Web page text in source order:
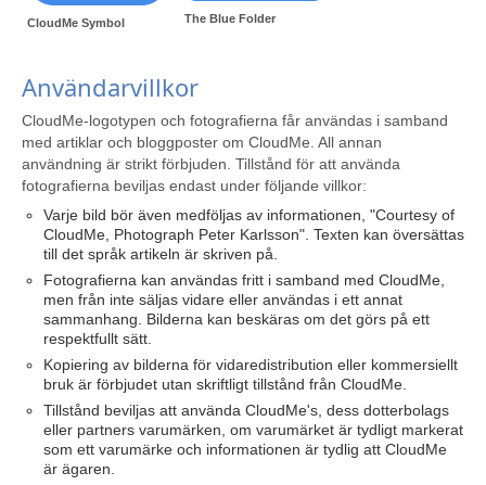
CloudMe Symbol The Blue Folder
Användarvillkor
CloudMe-logotypen och fotografierna får användas i samband
med artiklar och bloggposter om CloudMe. All annan
användning är strikt förbjuden. Tillstånd för att använda
fotografierna beviljas endast under följande villkor:
Varje bild bör även medföljas av informationen, "Courtesy of
CloudMe, Photograph Peter Karlsson". Texten kan översättas
till det språk artikeln är skriven på.
Fotografierna kan användas fritt i samband med CloudMe,
men från inte säljas vidare eller användas i ett annat
sammanhang. Bilderna kan beskäras om det görs på ett
respektfullt sätt.
Kopiering av bilderna för vidaredistribution eller kommersiellt
bruk är förbjudet utan skriftligt tillstånd från CloudMe.
Tillstånd beviljas att använda CloudMe's, dess dotterbolags
eller partners varumärken, om varumärket är tydligt markerat
som ett varumärke och informationen är tydlig att CloudMe
är ägaren.